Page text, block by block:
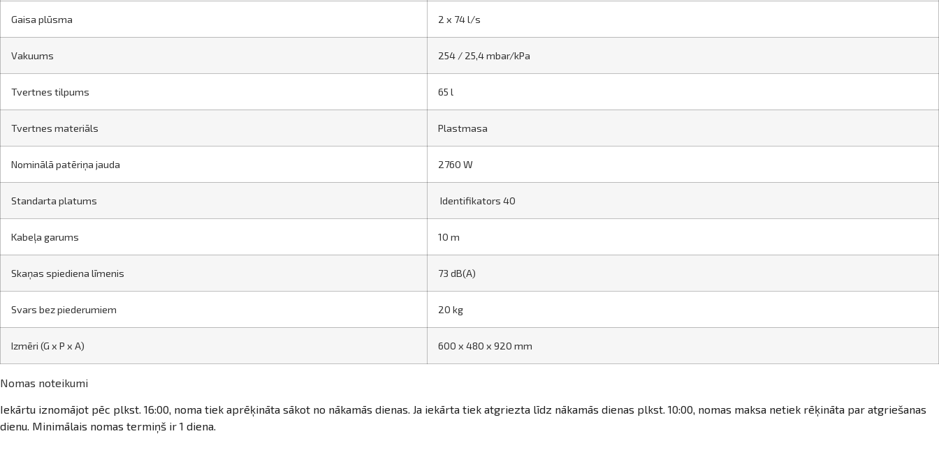
Gaisa plūsma 2 x 74 l/s
Vakuums 254 / 25,4 mbar/kPa
Tvertnes tilpums 65 l
Tvertnes materiāls Plastmasa
Nominālā patēriņa jauda 2760 W
Standarta platums Identifikators 40
Kabeļa garums 10 m
Skaņas spiediena līmenis 73 dB(A)
Svars bez piederumiem 20 kg
Izmēri (G x P x A) 600 x 480 x 920 mm
Nomas noteikumi
Iekārtu iznomājot pēc plkst. 16:00, noma tiek aprēķināta sākot no nākamās dienas. Ja iekārta tiek atgriezta līdz nākamās dienas plkst. 10:00, nomas maksa netiek rēķināta par atgriešanas
dienu. Minimālais nomas termiņš ir 1 diena.